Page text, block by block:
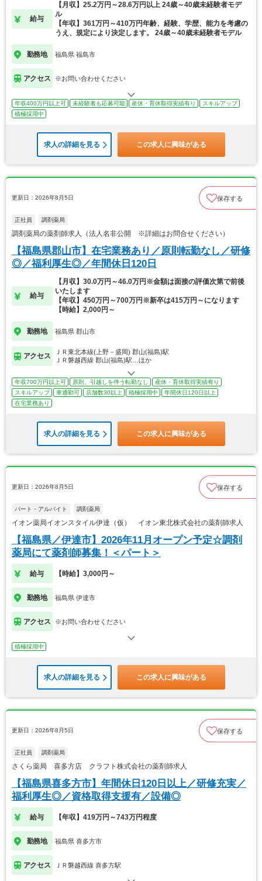
給与
【月収】25.2万円～28.6万円以上 24歳～40歳未経験者モデ
ル
【年収】361万円～410万円年齢、経験、学歴、能力を考慮の
うえ、規定により決定します。 24歳～40歳未経験者モデル
勤務地 福島県 福島市
アクセス ※お問い合わせください
年収400万円以上可 未経験者も応募可能 産休・育休取得実績有り
スキルアップ
積極採用中
求人の詳細を見る この求人に興味がある
更新日：2026年8月5日 保存する
正社員 調剤薬局
調剤薬局の薬剤師求人（法人名非公開 ※詳細はお問合せください）
【福島県郡山市】在宅業務あり／原則転勤なし／研修
◎／福利厚生◎／年間休日120日
給与
【月収】30.0万円～46.0万円※金額は面接の評価次第で前後
いたします
【年収】450万円～700万円※新卒は415万円～になります
【時給】2,000円～
勤務地 福島県 郡山市
アクセス
ＪＲ東北本線(上野－盛岡) 郡山(福島)駅
ＪＲ磐越西線 郡山(福島)駅…ほか
年収700万円以上可 原則、引越しを伴う転勤なし
産休・育休取得実績有り
スキルアップ
車通勤可 店舗数30以上 積極採用中
年間休日120日以上
在宅業務あり
求人の詳細を見る この求人に興味がある
更新日：2026年8月5日 保存する
パート・アルバイト 調剤薬局
イオン薬局イオンスタイル伊達（仮） イオン東北株式会社の薬剤師求人
【福島県／伊達市】2026年11月オープン予定☆調剤
薬局にて薬剤師募集！＜パート＞
給与 【時給】3,000円～
勤務地 福島県 伊達市
アクセス ※お問い合わせください
積極採用中
求人の詳細を見る この求人に興味がある
更新日：2026年8月5日 保存する
正社員 調剤薬局
さくら薬局 喜多方店 クラフト株式会社の薬剤師求人
【福島県喜多方市】年間休日120日以上／研修充実／
福利厚生◎／資格取得支援有／設備◎
給与 【年収】419万円～743万円程度
勤務地 福島県 喜多方市
アクセス ＪＲ磐越西線 喜多方駅